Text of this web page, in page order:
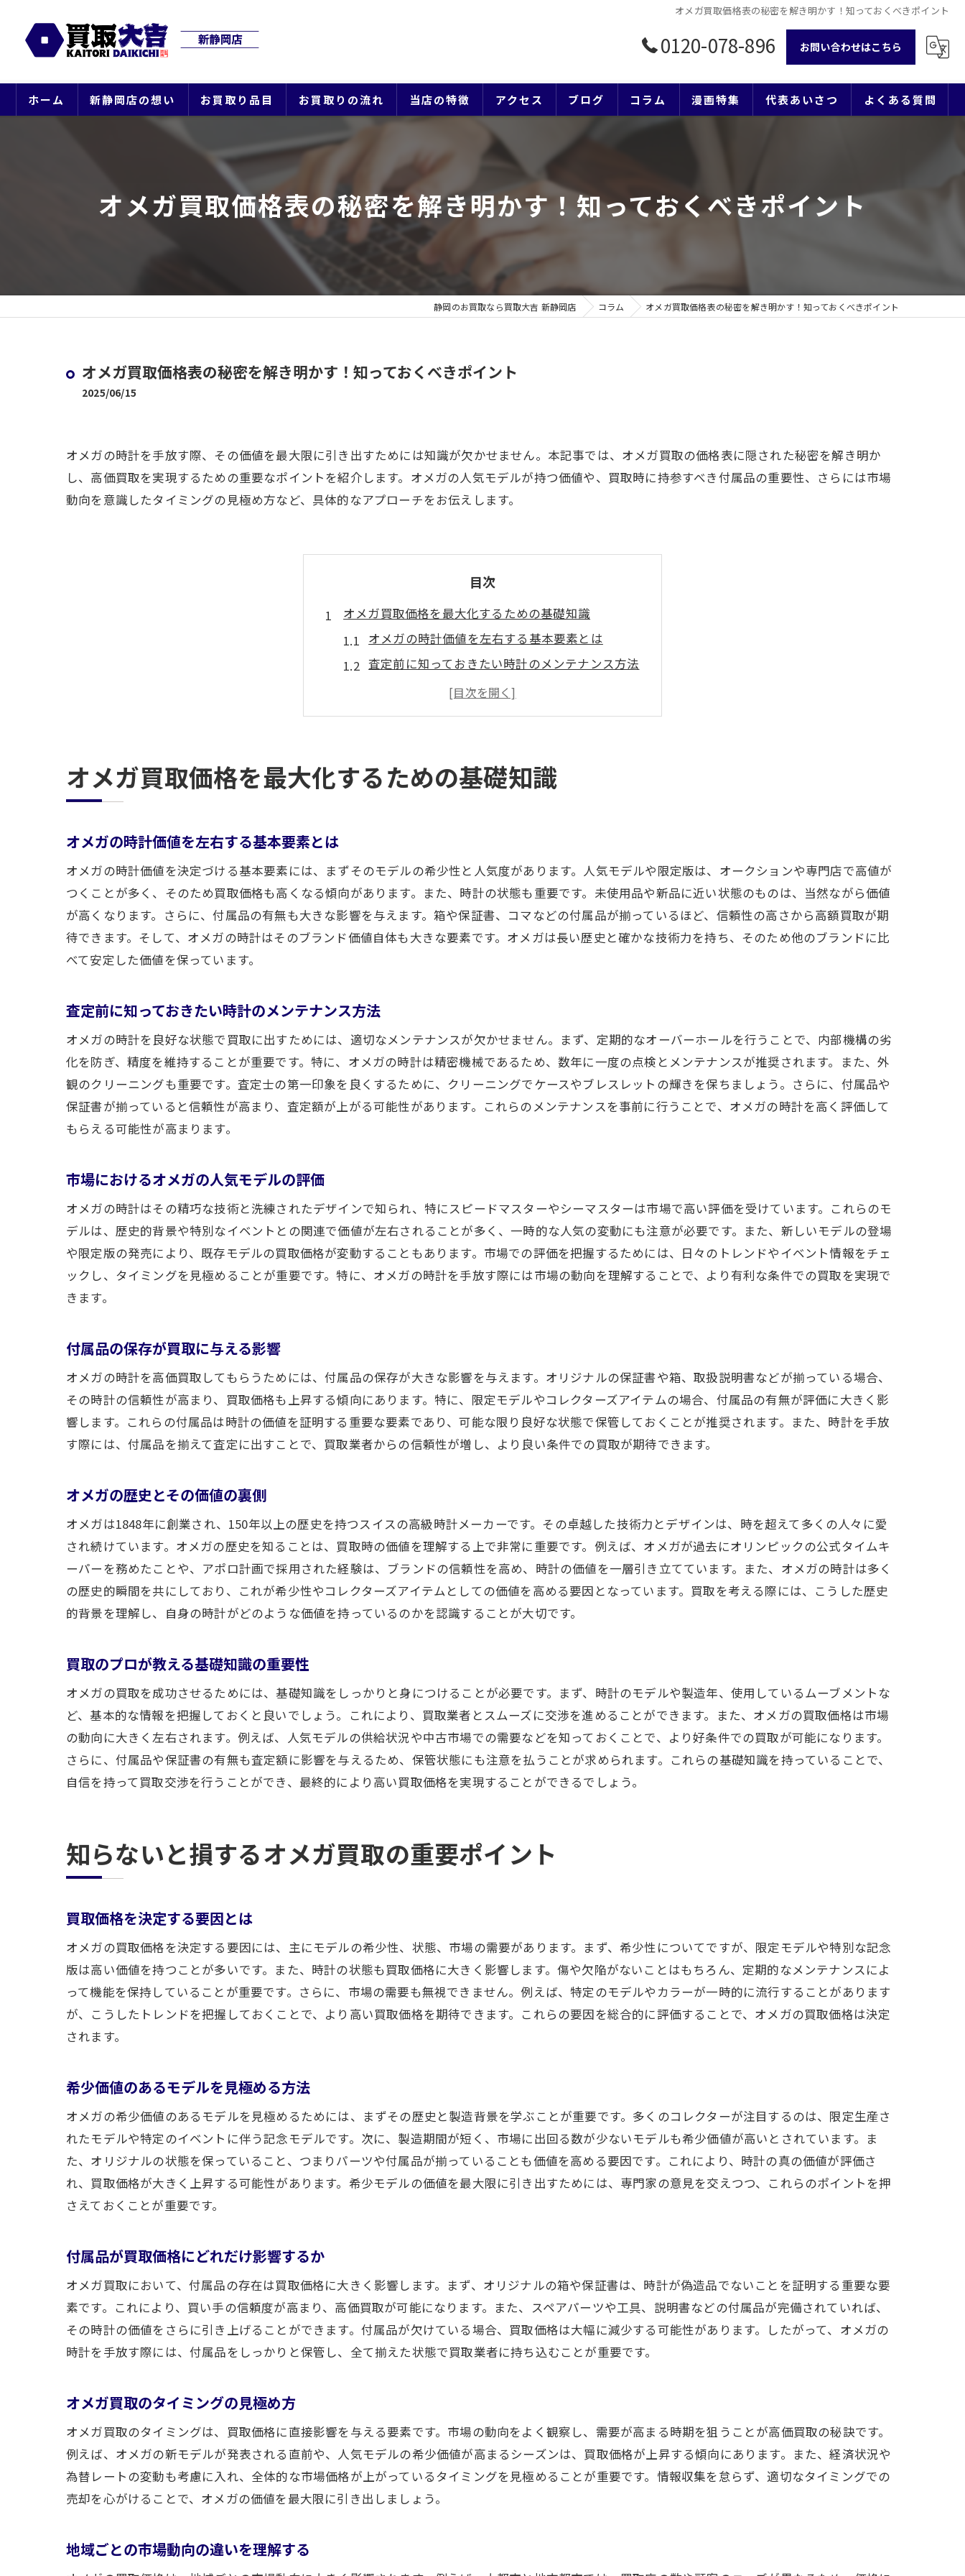
オメガ買取価格表の秘密を解き明かす！知っておくべきポイント
0120-078-896 お問い合わせはこちら
ホーム 新静岡店の想い お買取り品目 お買取りの流れ 当店の特徴
ブランド
ジュエリー
時計
アクセス ブログ コラム 漫画特集 代表あいさつ よくある質問
オメガ買取価格表の秘密を解き明かす！知っておくべきポイント
静岡のお買取なら買取大吉 新静岡店 コラム オメガ買取価格表の秘密を解き明かす！知っておくべきポイント
オメガ買取価格表の秘密を解き明かす！知っておくべきポイント
2025/06/15
オメガの時計を手放す際、その価値を最大限に引き出すためには知識が欠かせません。本記事では、オメガ買取の価格表に隠された秘密を解き明か
し、高価買取を実現するための重要なポイントを紹介します。オメガの人気モデルが持つ価値や、買取時に持参すべき付属品の重要性、さらには市場
動向を意識したタイミングの見極め方など、具体的なアプローチをお伝えします。
目次
オメガ買取価格を最大化するための基礎知識
オメガの時計価値を左右する基本要素とは
査定前に知っておきたい時計のメンテナンス方法
市場におけるオメガの人気モデルの評価
付属品の保存が買取に与える影響
買取のプロが教える基礎知識の重要性
知らないと損するオメガ買取の重要ポイント
付属品が買取価格にどれだけ影響するか
オメガ買取のタイミングの見極め方
地域ごとの市場動向の違いを理解する
買取業者の選び方とその際の注意点
人気モデルの流行とその背景
市場価格の変動を予測する方法
買取における国際市場の影響
情報収集の方法とその活用法
プロが教える市場動向の見極め方
信頼できる買取業者の見極め方
買取価格を上げるための交渉術
オメガ時計の価値を高めるメンテナンス
保証書や箱の保存方法とその価値
付属品がもたらす査定での利点
付属品の状態が評価に与える影響
時計の価値を引き上げる付属品の重要性
人気モデルの特徴とその買取価値
オメガの定番モデルと希少モデルの違い
査定を最大限に活用するための準備
人気モデルが市場で評価される理由
モデル別の買取価格を比較する方法
準備が成功に直結する理由
買取前に確認すべきチェックリスト
効果的な買取交渉のテクニック
信頼できる業者選びのステップ
オメガ買取価格の秘密：高価買取を実現するために
高価買取を実現するための戦略
他の時計と比較したオメガの価値
プロの査定士がもたらす価値の向上
買取価格の透明性を確保する方法
オメガ買取価格を最大化するための基礎知識
オメガの時計価値を左右する基本要素とは
オメガの時計価値を決定づける基本要素には、まずそのモデルの希少性と人気度があります。人気モデルや限定版は、オークションや専門店で高値が
つくことが多く、そのため買取価格も高くなる傾向があります。また、時計の状態も重要です。未使用品や新品に近い状態のものは、当然ながら価値
が高くなります。さらに、付属品の有無も大きな影響を与えます。箱や保証書、コマなどの付属品が揃っているほど、信頼性の高さから高額買取が期
待できます。そして、オメガの時計はそのブランド価値自体も大きな要素です。オメガは長い歴史と確かな技術力を持ち、そのため他のブランドに比
べて安定した価値を保っています。
査定前に知っておきたい時計のメンテナンス方法
オメガの時計を良好な状態で買取に出すためには、適切なメンテナンスが欠かせません。まず、定期的なオーバーホールを行うことで、内部機構の劣
化を防ぎ、精度を維持することが重要です。特に、オメガの時計は精密機械であるため、数年に一度の点検とメンテナンスが推奨されます。また、外
観のクリーニングも重要です。査定士の第一印象を良くするために、クリーニングでケースやブレスレットの輝きを保ちましょう。さらに、付属品や
保証書が揃っていると信頼性が高まり、査定額が上がる可能性があります。これらのメンテナンスを事前に行うことで、オメガの時計を高く評価して
もらえる可能性が高まります。
市場におけるオメガの人気モデルの評価
オメガの時計はその精巧な技術と洗練されたデザインで知られ、特にスピードマスターやシーマスターは市場で高い評価を受けています。これらのモ
デルは、歴史的背景や特別なイベントとの関連で価値が左右されることが多く、一時的な人気の変動にも注意が必要です。また、新しいモデルの登場
や限定版の発売により、既存モデルの買取価格が変動することもあります。市場での評価を把握するためには、日々のトレンドやイベント情報をチェ
ックし、タイミングを見極めることが重要です。特に、オメガの時計を手放す際には市場の動向を理解することで、より有利な条件での買取を実現で
きます。
付属品の保存が買取に与える影響
オメガの時計を高価買取してもらうためには、付属品の保存が大きな影響を与えます。オリジナルの保証書や箱、取扱説明書などが揃っている場合、
その時計の信頼性が高まり、買取価格も上昇する傾向にあります。特に、限定モデルやコレクターズアイテムの場合、付属品の有無が評価に大きく影
響します。これらの付属品は時計の価値を証明する重要な要素であり、可能な限り良好な状態で保管しておくことが推奨されます。また、時計を手放
す際には、付属品を揃えて査定に出すことで、買取業者からの信頼性が増し、より良い条件での買取が期待できます。
オメガの歴史とその価値の裏側
オメガは1848年に創業され、150年以上の歴史を持つスイスの高級時計メーカーです。その卓越した技術力とデザインは、時を超えて多くの人々に愛
され続けています。オメガの歴史を知ることは、買取時の価値を理解する上で非常に重要です。例えば、オメガが過去にオリンピックの公式タイムキ
ーパーを務めたことや、アポロ計画で採用された経験は、ブランドの信頼性を高め、時計の価値を一層引き立てています。また、オメガの時計は多く
の歴史的瞬間を共にしており、これが希少性やコレクターズアイテムとしての価値を高める要因となっています。買取を考える際には、こうした歴史
的背景を理解し、自身の時計がどのような価値を持っているのかを認識することが大切です。
買取のプロが教える基礎知識の重要性
オメガの買取を成功させるためには、基礎知識をしっかりと身につけることが必要です。まず、時計のモデルや製造年、使用しているムーブメントな
ど、基本的な情報を把握しておくと良いでしょう。これにより、買取業者とスムーズに交渉を進めることができます。また、オメガの買取価格は市場
の動向に大きく左右されます。例えば、人気モデルの供給状況や中古市場での需要などを知っておくことで、より好条件での買取が可能になります。
さらに、付属品や保証書の有無も査定額に影響を与えるため、保管状態にも注意を払うことが求められます。これらの基礎知識を持っていることで、
自信を持って買取交渉を行うことができ、最終的により高い買取価格を実現することができるでしょう。
知らないと損するオメガ買取の重要ポイント
買取価格を決定する要因とは
オメガの買取価格を決定する要因には、主にモデルの希少性、状態、市場の需要があります。まず、希少性についてですが、限定モデルや特別な記念
版は高い価値を持つことが多いです。また、時計の状態も買取価格に大きく影響します。傷や欠陥がないことはもちろん、定期的なメンテナンスによ
って機能を保持していることが重要です。さらに、市場の需要も無視できません。例えば、特定のモデルやカラーが一時的に流行することがあります
が、こうしたトレンドを把握しておくことで、より高い買取価格を期待できます。これらの要因を総合的に評価することで、オメガの買取価格は決定
されます。
希少価値のあるモデルを見極める方法
オメガの希少価値のあるモデルを見極めるためには、まずその歴史と製造背景を学ぶことが重要です。多くのコレクターが注目するのは、限定生産さ
れたモデルや特定のイベントに伴う記念モデルです。次に、製造期間が短く、市場に出回る数が少ないモデルも希少価値が高いとされています。ま
た、オリジナルの状態を保っていること、つまりパーツや付属品が揃っていることも価値を高める要因です。これにより、時計の真の価値が評価さ
れ、買取価格が大きく上昇する可能性があります。希少モデルの価値を最大限に引き出すためには、専門家の意見を交えつつ、これらのポイントを押
さえておくことが重要です。
付属品が買取価格にどれだけ影響するか
オメガ買取において、付属品の存在は買取価格に大きく影響します。まず、オリジナルの箱や保証書は、時計が偽造品でないことを証明する重要な要
素です。これにより、買い手の信頼度が高まり、高価買取が可能になります。また、スペアパーツや工具、説明書などの付属品が完備されていれば、
その時計の価値をさらに引き上げることができます。付属品が欠けている場合、買取価格は大幅に減少する可能性があります。したがって、オメガの
時計を手放す際には、付属品をしっかりと保管し、全て揃えた状態で買取業者に持ち込むことが重要です。
オメガ買取のタイミングの見極め方
オメガ買取のタイミングは、買取価格に直接影響を与える要素です。市場の動向をよく観察し、需要が高まる時期を狙うことが高価買取の秘訣です。
例えば、オメガの新モデルが発表される直前や、人気モデルの希少価値が高まるシーズンは、買取価格が上昇する傾向にあります。また、経済状況や
為替レートの変動も考慮に入れ、全体的な市場価格が上がっているタイミングを見極めることが重要です。情報収集を怠らず、適切なタイミングでの
売却を心がけることで、オメガの価値を最大限に引き出しましょう。
地域ごとの市場動向の違いを理解する